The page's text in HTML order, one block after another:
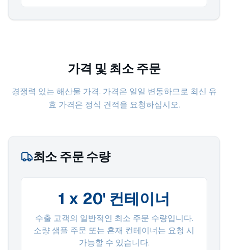
가격 및 최소 주문
경쟁력 있는 해산물 가격. 가격은 일일 변동하므로 최신 유
효 가격은 정식 견적을 요청하십시오.
최소 주문 수량
1 x 20' 컨테이너
수출 고객의 일반적인 최소 주문 수량입니다.
소량 샘플 주문 또는 혼재 컨테이너는 요청 시
가능할 수 있습니다.